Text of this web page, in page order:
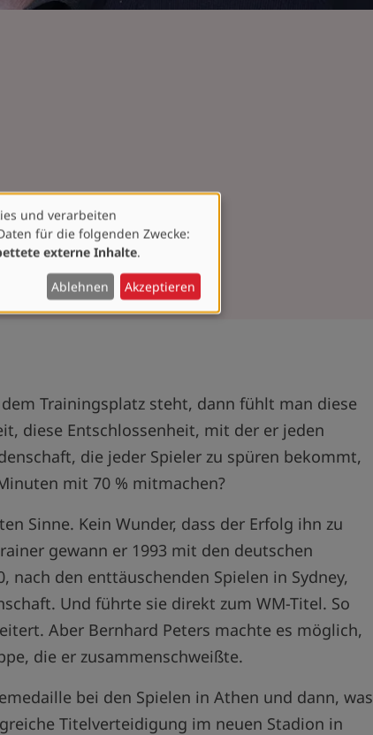
Trainingsplatz steht, dann fühlt man diese
diese Entschlossenheit, mit der er jeden
die jeder Spieler zu spüren bekommt,
mit 70 % mitmachen?
Sinne. Kein Wunder, dass der Erfolg ihn zu
gewann er 1993 mit den deutschen
nach den enttäuschenden Spielen in Sydney,
Und führte sie direkt zum WM-Titel. So
Aber Bernhard Peters machte es möglich,
die er zusammenschweißte.
bei den Spielen in Athen und dann, was
Titelverteidigung im neuen Stadion in
und verarbeiten
für die folgenden Zwecke:
externe Inhalte.
Ablehnen Akzeptieren